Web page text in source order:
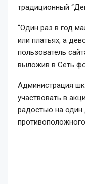
традиционный
“Один раз в год
или платьях, а
пользователь
выложив в Сеть
Администрация
участвовать в
радостью на